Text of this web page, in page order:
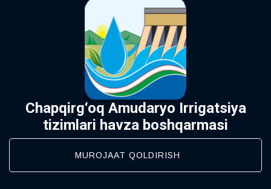
Chapqirg‘oq Amudaryo Irrigatsiya
tizimlari havza boshqarmasi
MUROJAAT QOLDIRISH